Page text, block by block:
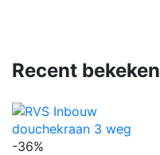
Recent bekeken
-36%